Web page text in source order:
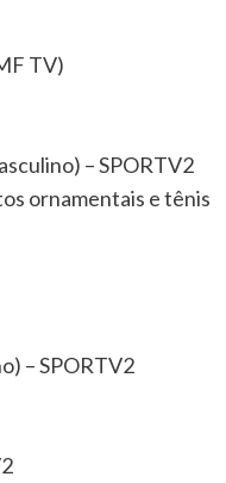
TV)
– SPORTV2
ornamentais e tênis
– SPORTV2